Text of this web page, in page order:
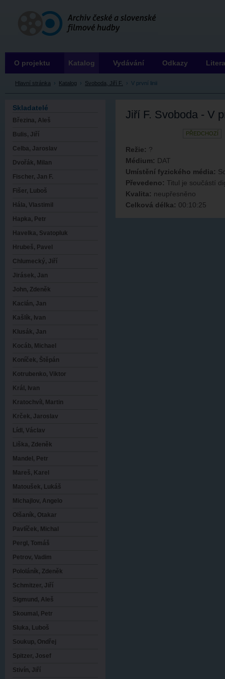
Archiv ČSFH
Jiří F. Svoboda - V
PŘEDCHOZÍ
Režie: ?
Médium: DAT
Umístění fyzického média:
Převedeno: Titul je součástí
Kvalita: neupřesněno
Celková délka: 00:10:25
Hlavní stránka › Katalog › Svoboda, Jiří F. › V první linii
O projektu Katalog Vydávání Odkazy
Skladatelé
Březina, Aleš
Bulis, Jiří
Celba, Jaroslav
Dvořák, Milan
Fischer, Jan F.
Fišer, Luboš
Hála, Vlastimil
Hapka, Petr
Havelka, Svatopluk
Hrubeš, Pavel
Chlumecký, Jiří
Jirásek, Jan
John, Zdeněk
Kacián, Jan
Kašlík, Ivan
Klusák, Jan
Kocáb, Michael
Koníček, Štěpán
Kotrubenko, Viktor
Král, Ivan
Kratochvíl, Martin
Krček, Jaroslav
Lídl, Václav
Liška, Zdeněk
Mandel, Petr
Mareš, Karel
Matoušek, Lukáš
Michajlov, Angelo
Olšaník, Otakar
Pavlíček, Michal
Pergl, Tomáš
Petrov, Vadim
Pololáník, Zdeněk
Schmitzer, Jiří
Sigmund, Aleš
Skoumal, Petr
Sluka, Luboš
Soukup, Ondřej
Spitzer, Josef
Stivín, Jiří